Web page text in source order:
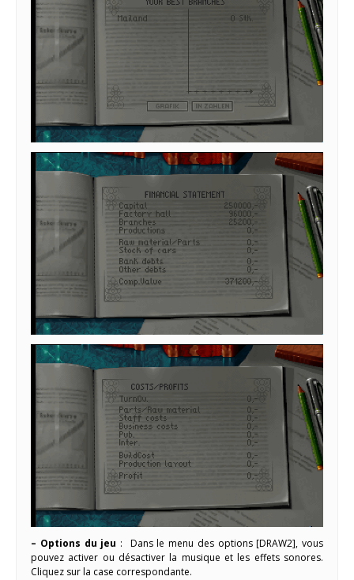
– Options du jeu : Dans le menu des options [DRAW2], vous
pouvez activer ou désactiver la musique et les effets sonores.
Cliquez sur la case correspondante.